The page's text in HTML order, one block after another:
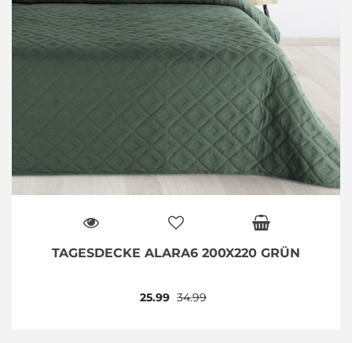
TAGESDECKE ALARA6 200X220 GRÜN
34.99
25.99